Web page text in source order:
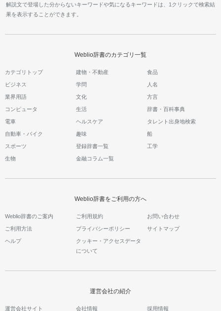
解説文で登場した分からないキーワードや気になるキーワードは、1クリックで検索結
果を表示することができます。
Weblio辞書のカテゴリ一覧
カテゴリトップ 建物・不動産 食品
ビジネス 学問 人名
業界用語 文化 方言
コンピュータ 生活 辞書・百科事典
電車 ヘルスケア タレント出身地検索
自動車・バイク 趣味 船
スポーツ 登録辞書一覧 工学
生物 金融コラム一覧
Weblio辞書をご利用の方へ
Weblio辞書のご案内 ご利用規約 お問い合わせ
ご利用方法 プライバシーポリシー サイトマップ
ヘルプ
クッキー・アクセスデータ
について
運営会社の紹介
運営会社サイト 会社情報 採用情報